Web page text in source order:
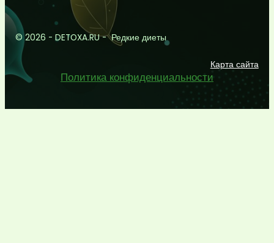
© 2026 - DETOXA.RU - Редкие диеты
Карта сайта
Политика конфиденциальности